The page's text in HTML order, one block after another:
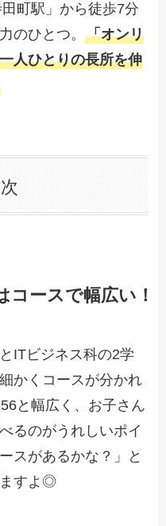
町駅」から徒歩7分
のひとつ。「オンリ
人ひとりの長所を伸
コースで幅広い！
ITビジネス科の2学
かくコースが分かれ
と幅広く、お子さん
るのがうれしいポイ
スがあるかな？」と
すよ◎